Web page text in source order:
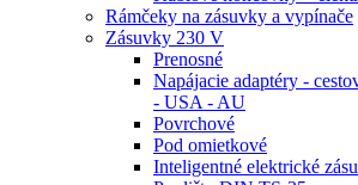
Rámčeky na zásuvky a vypínače
Zásuvky 230 V
Prenosné
Napájacie adaptéry -
- USA - AU
Povrchové
Pod omietkové
Inteligentné elektrické